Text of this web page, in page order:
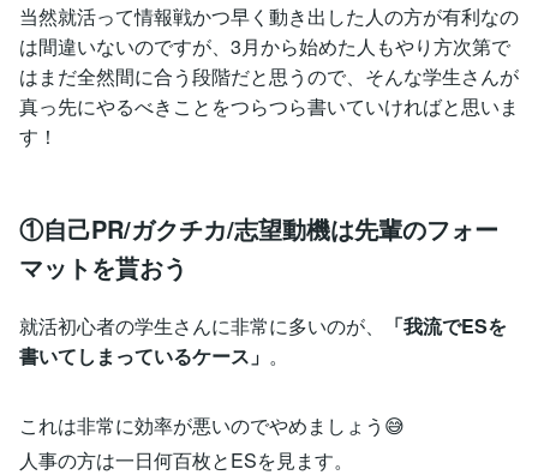
当然就活って情報戦かつ早く動き出した人の方が有利なの
は間違いないのですが、3月から始めた人もやり方次第で
はまだ全然間に合う段階だと思うので、そんな学生さんが
真っ先にやるべきことをつらつら書いていければと思いま
す！
①自己PR/ガクチカ/志望動機は先輩のフォー
マットを貰おう
就活初心者の学生さんに非常に多いのが、
「我流でESを
書いてしまっているケース」 。
これは非常に効率が悪いのでやめましょう😅
人事の方は一日何百枚とESを見ます。